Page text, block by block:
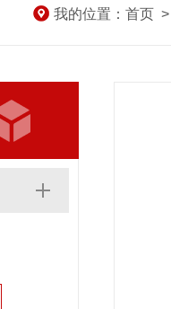
我的位置： 首页